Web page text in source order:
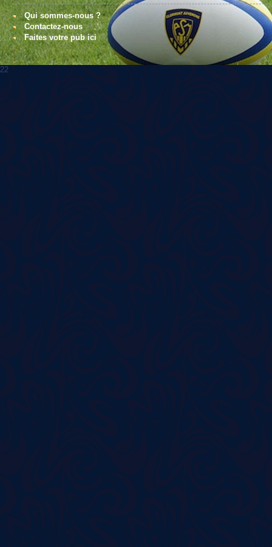
Qui sommes-nous ?
Contactez-nous
Faites votre pub ici
22